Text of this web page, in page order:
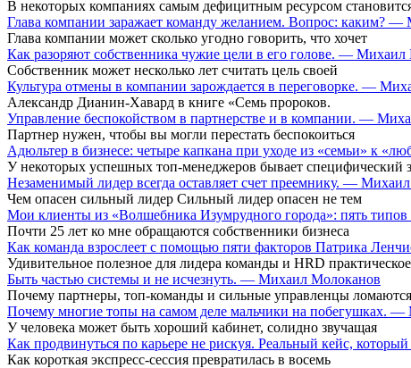
В некоторых компаниях самым дефицитным ресурсом
Глава компании заражает команду желанием. Вопрос: каким?
Глава компании может сколько угодно говорить, что хочет
Как разоряют собственника чужие цели в его голове. —
Собственник может несколько лет считать цель своей
Культура отмены в компании зарождается в переговорке. —
Александр Дианин-Хавард в книге «Семь пророков.
Управление беспокойством в партнерстве и в компании. —
Партнер нужен, чтобы вы могли перестать беспокоиться
Адюльтер в бизнесе: четыре капкана при уходе из «семьи» к
У некоторых успешных топ-менеджеров бывает специфический
Незаменимый лидер всегда оставляет счет преемнику. —
Чем опасен сильный лидер Сильный лидер опасен не тем
Мои клиенты из «Волшебника Изумрудного города»: пять
Почти 25 лет ко мне обращаются собственники бизнеса
Как команда взрослеет с помощью пяти факторов Патрика
Удивительное полезное для лидера команды и HRD практическое
Быть частью системы и не исчезнуть. — Михаил Молоканов
Почему партнеры, топ-команды и сильные управленцы ломаются
Почему многие топы на самом деле мальчики на побегушках.
У человека может быть хороший кабинет, солидно звучащая
Как продвинуться по карьере не рискуя. Реальный кейс,
Как короткая экспресс-сессия превратилась в восемь